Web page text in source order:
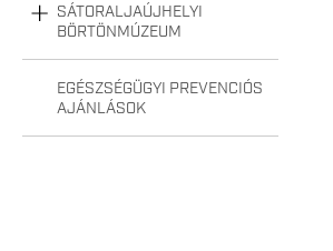
SÁTORALJAÚJHELYI
BÖRTÖNMÚZEUM
EGÉSZSÉGÜGYI PREVENCIÓS
AJÁNLÁSOK